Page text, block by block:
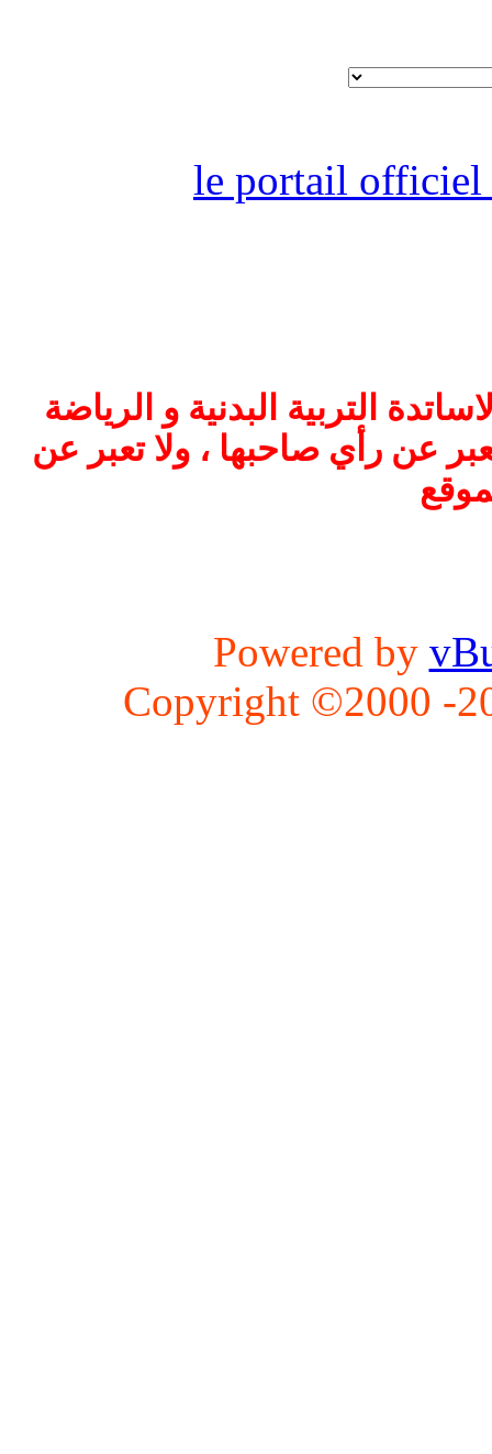
le portail officiel
التربية البدنية و الرياضة
عن رأي صاحبها ، ولا تعبر عن
Powered by
Copyright ©2000 -